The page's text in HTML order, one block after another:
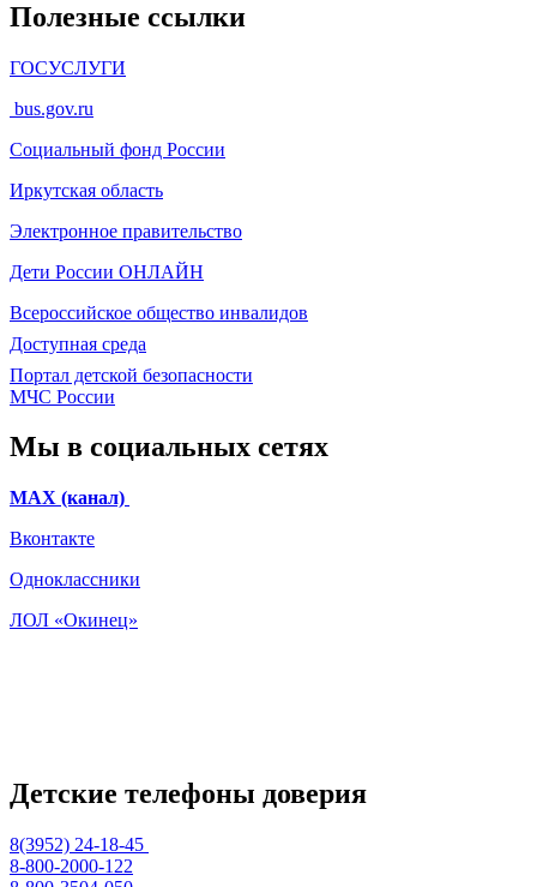
Полезные ссылки
ГОСУСЛУГИ
bus.gov.ru
Социальный фонд России
Иркутская область
Электронное правительство
Дети России ОНЛАЙН
Всероссийское общество инвалидов
Доступная среда
Портал детской безопасности
МЧС России
Мы в социальных сетях
МАХ (канал)
Вконтакте
Одноклассники
ЛОЛ «Окинец»
Детские телефоны доверия
8(3952) 24-18-45
8-800-2000-122